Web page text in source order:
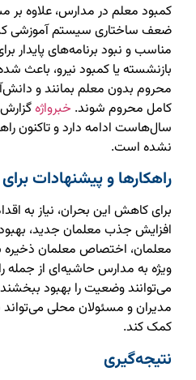
کمبود معلم در مدارس، علاوه
ضعف ساختاری سیستم آموزشی
مناسب و نبود برنامه‌های پایدار
بازنشسته یا کمبود نیرو، باعث
محروم بدون معلم بمانند و
کامل محروم شوند. خبرواژه
سال‌هاست ادامه دارد و تاکنون
نشده است.
راهکارها و پیشنهادات
برای کاهش این بحران، نیاز به
افزایش جذب معلمان جدید،
معلمان، اختصاص معلمان ذخیره
ویژه به مدارس حاشیه‌ای از جمله
می‌توانند وضعیت را بهبود
مدیران و مسئولان محلی
کمک کند.
نتیجه‌گیری